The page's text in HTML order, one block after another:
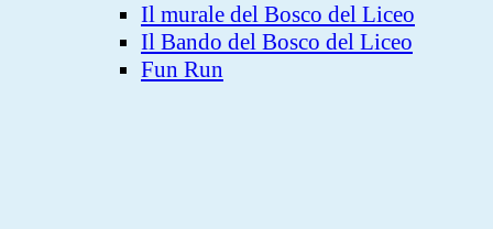
Il murale del Bosco del Liceo
Il Bando del Bosco del Liceo
Fun Run